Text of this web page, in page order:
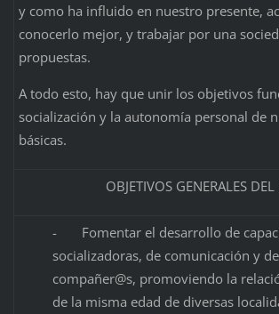
y como ha influido en nuestro presente,
conocerlo mejor, y trabajar por una
propuestas.
A todo esto, hay que unir los objetivos
socialización y la autonomía personal de
básicas.
OBJETIVOS GENERALES DEL
- Fomentar el desarrollo de
socializadoras, de comunicación y
compañer@s, promoviendo la
de la misma edad de diversas